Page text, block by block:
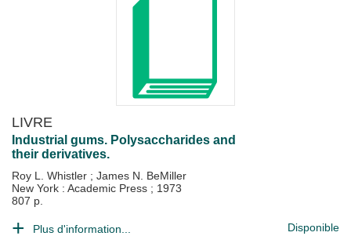
LIVRE
Industrial gums. Polysaccharides and
their derivatives.
Roy L. Whistler ; James N. BeMiller
New York : Academic Press ; 1973
807 p.
Plus d'information... Disponible